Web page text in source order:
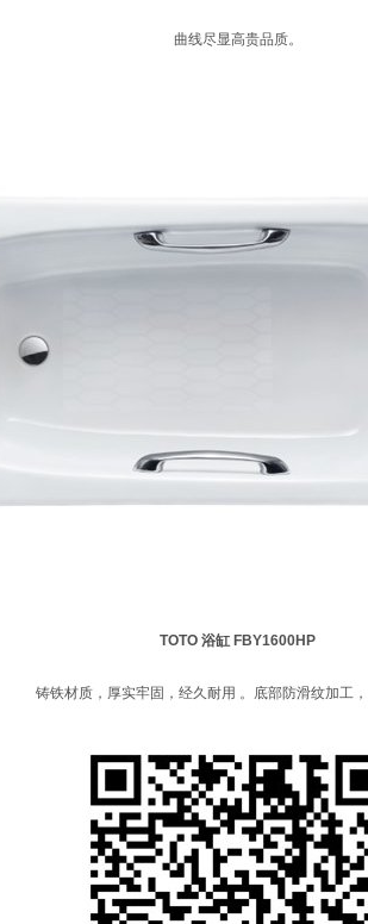
曲线尽显高贵品质。
TOTO浴缸 FBY1600HP
铸铁材质，厚实牢固，经久耐用 。底部防滑纹加工